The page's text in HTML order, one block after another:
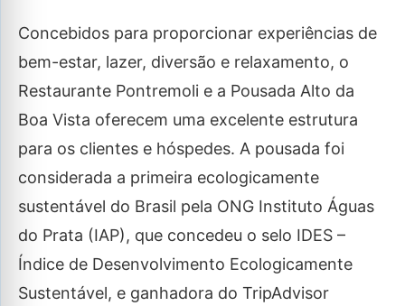
Concebidos para proporcionar experiências de
bem-estar, lazer, diversão e relaxamento, o
Restaurante Pontremoli e a Pousada Alto da
Boa Vista oferecem uma excelente estrutura
para os clientes e hóspedes. A pousada foi
considerada a primeira ecologicamente
sustentável do Brasil pela ONG Instituto Águas
do Prata (IAP), que concedeu o selo IDES –
Índice de Desenvolvimento Ecologicamente
Sustentável, e ganhadora do TripAdvisor